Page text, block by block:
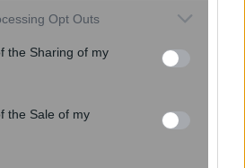
app uses one or more Google
usage behaviour. You may click to
Google and its third-party tags to
Opt Outs
the Sharing of my
the Sale of my
Οικονομία